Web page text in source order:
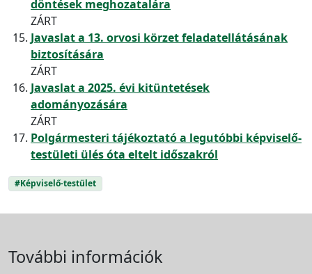
döntések meghozatalára
ZÁRT
Javaslat a 13. orvosi körzet feladatellátásának
biztosítására
ZÁRT
Javaslat a 2025. évi kitüntetések
adományozására
ZÁRT
Polgármesteri tájékoztató a legutóbbi képviselő-
testületi ülés óta eltelt időszakról
#Képviselő-testület
További információk